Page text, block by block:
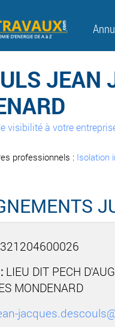
JEAN
visibilité à votre
professionnels : Isolation
LIEU DIT PECH
MONDENARD